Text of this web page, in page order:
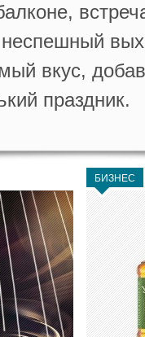
вкус,
праздник.
БИЗНЕС